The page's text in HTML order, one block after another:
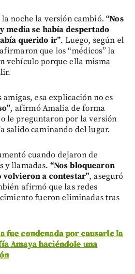
noche la versión cambió.“Nos
media se había despertado
querido ir”. Luego, según el
que los “médicos” la
vehículo porque ella misma
esa explicación no es
, afirmó Amalia de forma
le preguntaron por la versión
salido caminando del lugar.
cuando dejaron de
y llamadas. “Nos bloquearon
volvieron a contestar”, aseguró
afirmó que las redes
fueron eliminadas tras
fue condenada por causarle la
Amaya haciéndole una